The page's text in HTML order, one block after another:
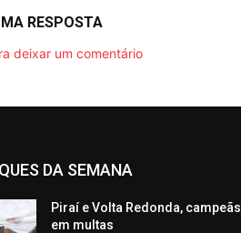
RESPOSTA
deixar um comentário
DA SEMANA
Piraí e Volta Redonda, campeãs
em multas